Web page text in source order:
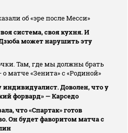
об «эре после Месси»
система, своя кухня. И
может нарушить эту
Там, где мы должны брать
матче «Зенита» с «Родиной»
индивидуалист. Доволен, что у
форвард» — Карседо
что «Спартак» готов
Он будет фаворитом матча с